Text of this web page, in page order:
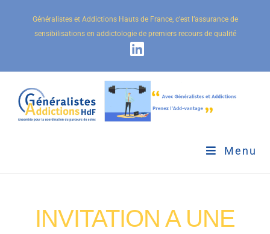
Généralistes et Addictions Hauts de France, c’est l’assurance de
sensibilisations en addictologie de premiers recours de qualité
Menu
INVITATION A UNE